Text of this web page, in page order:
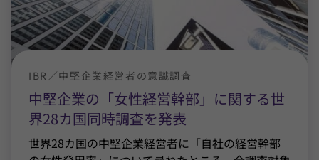
中堅企業の「女性経営幹部」に関する世
界28カ国同時調査を発表
IBR／中堅企業経営者の意識調査
世界28カ国の中堅企業経営者に「自社の経営幹部